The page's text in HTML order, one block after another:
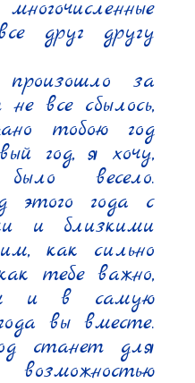
друг другу
за
все сбылось,
тобою год
год, я хочу,
весело.
этого года с
и близкими
как сильно
тебе важно,
и в самую
вы вместе.
станет для